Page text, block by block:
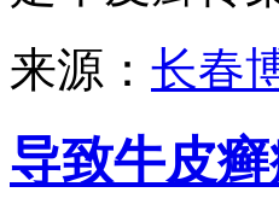
来源： 长春
导致牛皮